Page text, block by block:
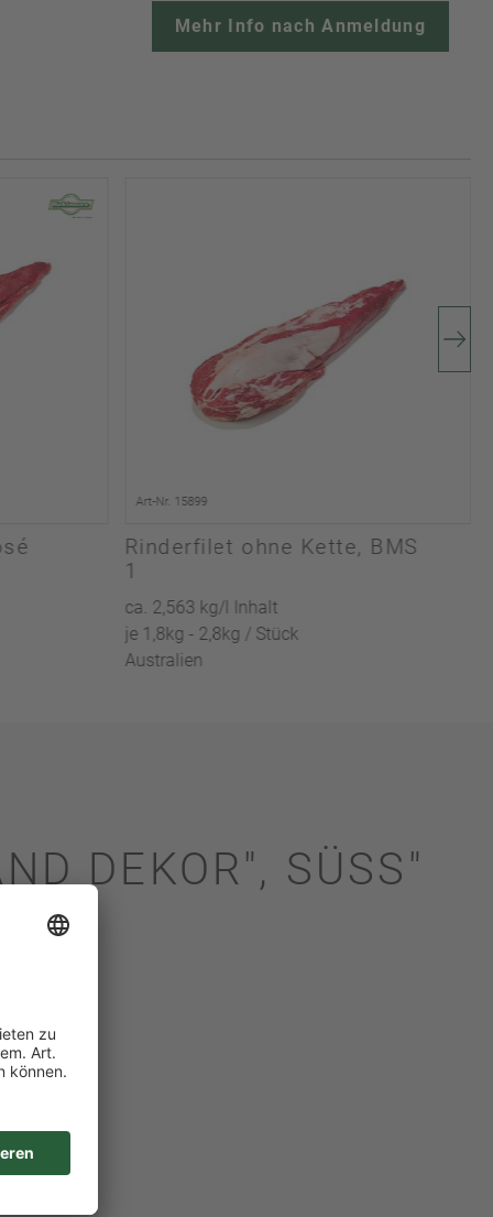
Mehr Info nach Anmeldung
Art-Nr. 15899
Rinderfilet ohne Kette, BMS
1
ca. 2,563 kg/l Inhalt
je 1,8kg - 2,8kg / Stück
Australien
DEKOR", SÜSS"